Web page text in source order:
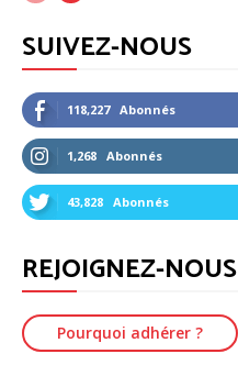
SUIVEZ-NOUS
118,227 Abonnés
1,268 Abonnés
43,828 Abonnés
REJOIGNEZ-NOUS
Pourquoi adhérer ?